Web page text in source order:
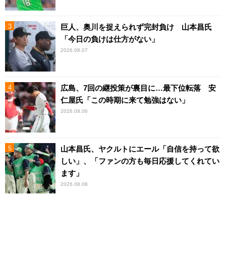
巨人、奥川を捉えられず完封負け 山本昌氏
「今日の負けは仕方がない」
2026.08.07
広島、7回の継投策が裏目に…最下位転落 安
仁屋氏「この時期に来て勉強はない」
2026.08.06
山本昌氏、ヤクルトにエール「自信を持って欲
しい」、「ファンの方も毎日応援してくれてい
ます」
2026.08.08